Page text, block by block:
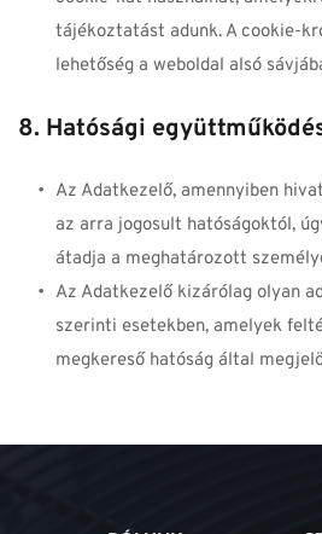
tájékoztatást adunk. A cookie-
lehetőség a weboldal alsó
8. Hatósági
Az Adatkezelő, amennyiben
az arra jogosult hatóságoktól,
átadja a meghatározott
Az Adatkezelő kizárólag olyan
szerinti esetekben, amelyek
megkereső hatóság által